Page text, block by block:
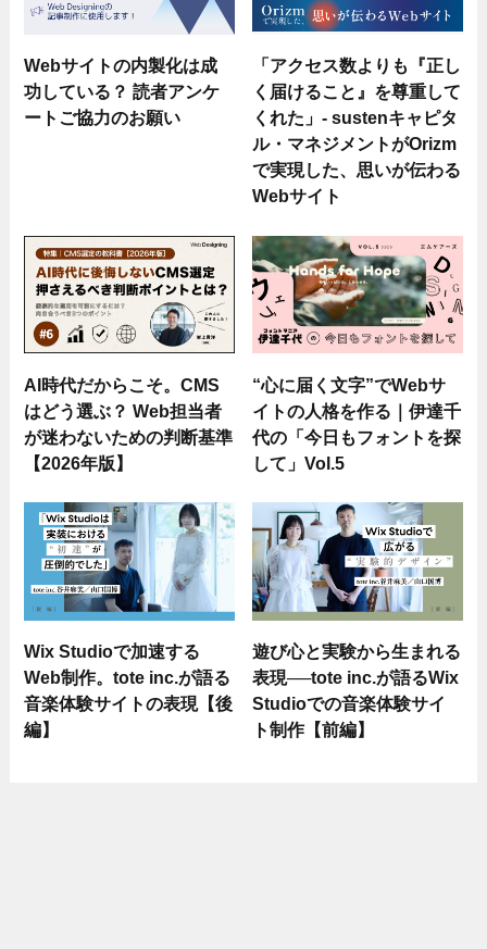
Webサイトの内製化は成
功している？ 読者アンケ
ートご協力のお願い
「アクセス数よりも『正し
く届けること』を尊重して
くれた」- sustenキャピタ
ル・マネジメントがOrizm
で実現した、思いが伝わる
Webサイト
AI時代だからこそ。CMS
はどう選ぶ？ Web担当者
が迷わないための判断基準
【2026年版】
“心に届く文字”でWebサ
イトの人格を作る｜伊達千
代の「今日もフォントを探
して」Vol.5
Wix Studioで加速する
Web制作。tote inc.が語る
音楽体験サイトの表現【後
編】
遊び心と実験から生まれる
表現──tote inc.が語るWix
Studioでの音楽体験サイ
ト制作【前編】